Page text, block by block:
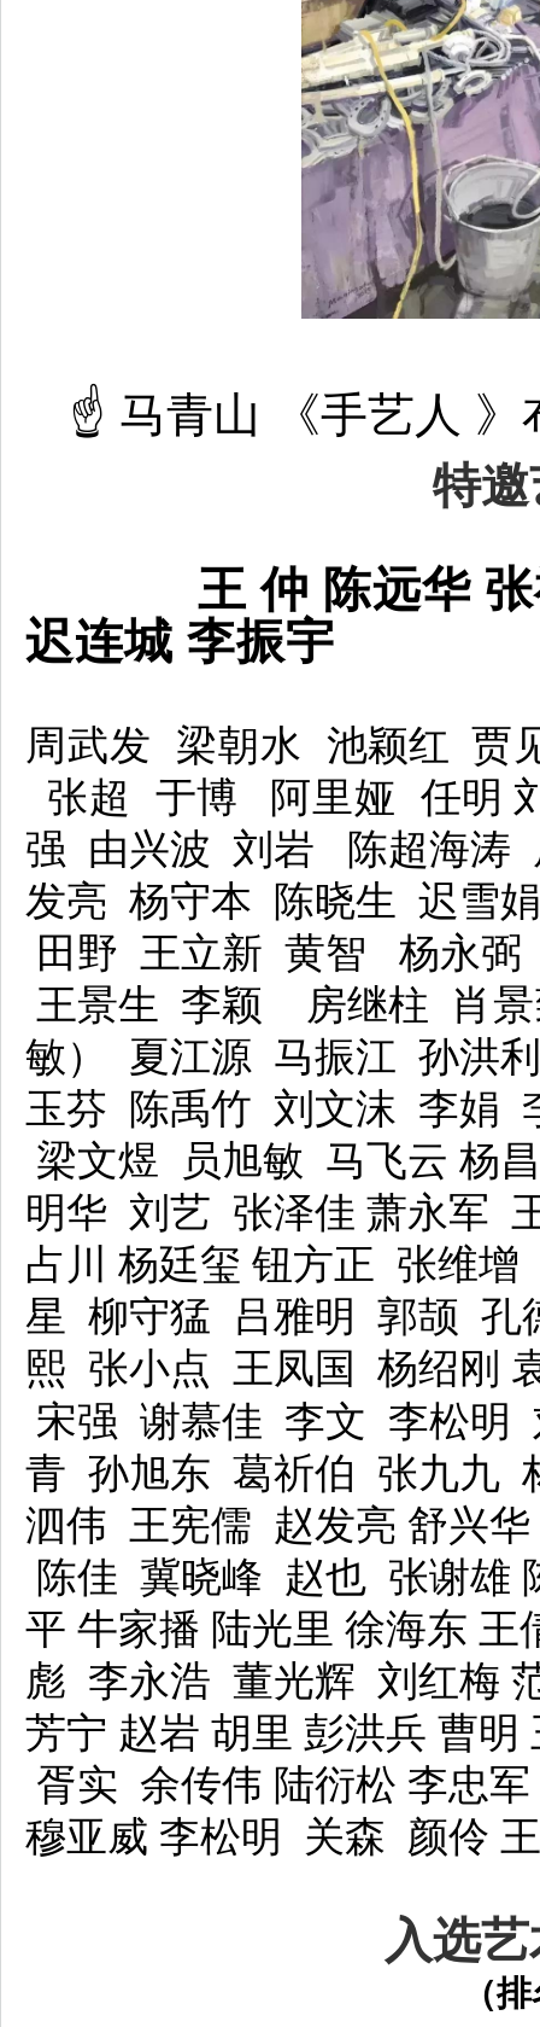
☝ 马青山 《手艺人 》
特
王 仲 陈远华 张祖
迟连城 李振宇
周武发 梁朝水 池颖红
贾
张超 于博 阿里娅 任明
强 由兴波 刘岩 陈超海涛
发亮 杨守本 陈晓生 迟雪
田野 王立新 黄智 杨永
王景生 李颖 房继柱
肖
敏） 夏江源 马振江 孙洪
玉芬 陈禹竹 刘文沫 李娟
梁文煜 员旭敏 马飞云 杨
明华 刘艺 张泽佳 萧永军
占川 杨廷玺 钮方正 张维增
星 柳守猛 吕雅明 郭颉 孔
熙 张小点 王凤国 杨绍刚
宋强 谢慕佳 李文 李松明
青 孙旭东 葛祈伯 张九九
泗伟 王宪儒 赵发亮 舒兴
陈佳 冀晓峰 赵也 张谢雄
平 牛家播 陆光里 徐海东
彪 李永浩 董光辉 刘红梅
芳宁 赵岩 胡里 彭洪兵 曹
胥实 余传伟 陆衍松 李忠
穆亚威 李松明 关森 颜伶
入选
（